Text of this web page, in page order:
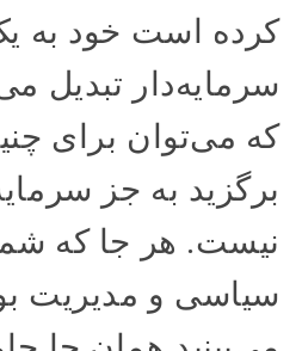
کرده است خود به
سرمایه‌دار تبدیل
که می‌توان برای
برگزید به جز
نیست. هر جا که
سیاسی و مدیریت